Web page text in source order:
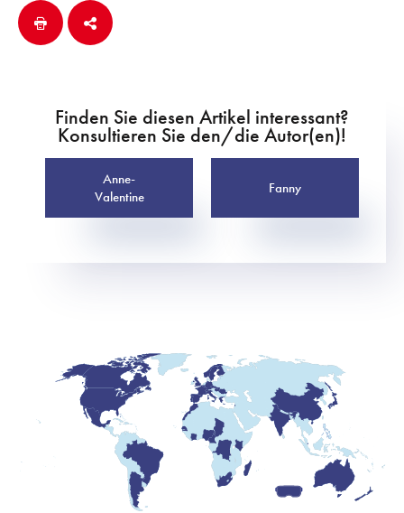
Finden Sie diesen Artikel interessant?
Konsultieren Sie den/die Autor(en)!
Anne-
Valentine
Fanny